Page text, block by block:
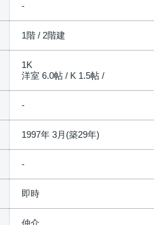
1階 / 2階建
1K
洋室 6.0帖 / K 1.5帖 /
1997年 3月(築29年)
即時
仲介